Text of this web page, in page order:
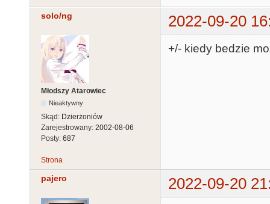
solo/ng 2022-09-20
Młodszy Atarowiec
Nieaktywny
Skąd: Dzierżoniów
Zarejestrowany: 2002-08-06
Posty: 687
+/- kiedy bedzie
Strona
pajero 2022-09-20